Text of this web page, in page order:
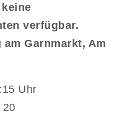
verfügbar.
Garnmarkt, Am
Uhr
20